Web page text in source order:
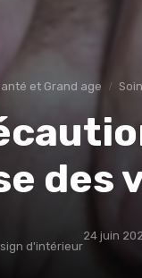
et Grand age
des
d'intérieur
24 juin